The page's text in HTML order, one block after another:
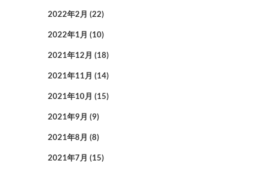
2022年2月 (22)
2022年1月 (10)
2021年12月 (18)
2021年11月 (14)
2021年10月 (15)
2021年9月 (9)
2021年8月 (8)
2021年7月 (15)